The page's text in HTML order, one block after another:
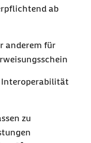
ab
anderem für
Interoperabilität
zu